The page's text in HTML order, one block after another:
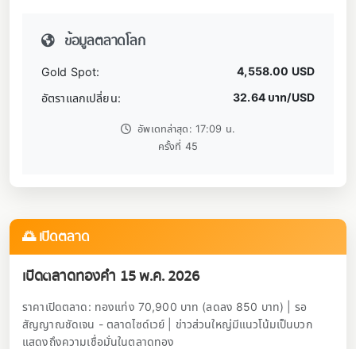
ข้อมูลตลาดโลก
Gold Spot:
4,558.00 USD
อัตราแลกเปลี่ยน:
32.64 บาท/USD
อัพเดทล่าสุด: 17:09 น.
ครั้งที่ 45
🌅 เปิดตลาด
เปิดตลาดทองคำ 15 พ.ค. 2026
ราคาเปิดตลาด: ทองแท่ง 70,900 บาท (ลดลง 850 บาท) | รอ
สัญญาณชัดเจน - ตลาดไซด์เวย์ | ข่าวส่วนใหญ่มีแนวโน้มเป็นบวก
แสดงถึงความเชื่อมั่นในตลาดทอง